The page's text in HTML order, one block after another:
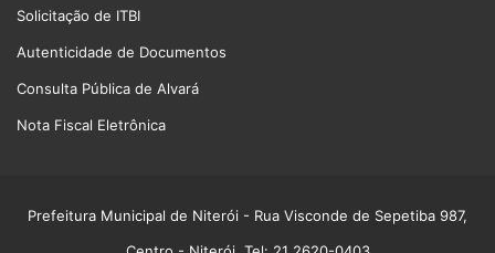
Solicitação de ITBI
Autenticidade de Documentos
Consulta Pública de Alvará
Nota Fiscal Eletrônica
Prefeitura Municipal de Niterói - Rua Visconde de Sepetiba 987,